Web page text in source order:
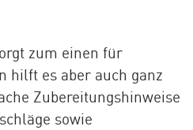
zum einen für
hilft es aber auch ganz
Zubereitungshinweise
sowie